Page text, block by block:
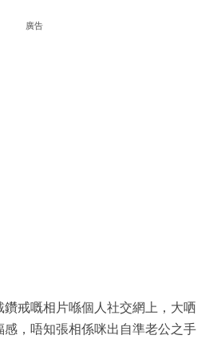
廣告
戒嘅相片喺個人社交網上，大哂
感，唔知張相係咪出自準老公之手